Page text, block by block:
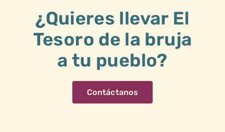
¿Quieres llevar El
Tesoro de la bruja
a tu pueblo?
Contáctanos